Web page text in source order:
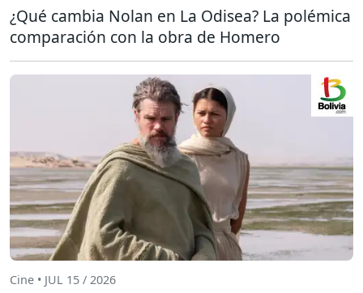
¿Qué cambia Nolan en La Odisea? La polémica
comparación con la obra de Homero
Cine • JUL 15 / 2026